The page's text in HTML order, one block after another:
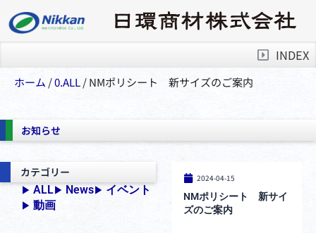
INDEX
ホーム /0.ALL/ NMポリシート 新サイズのご案内
お知らせ
カテゴリー
▶︎ ALL▶︎ News▶︎ イベント
▶︎ 動画
2024-04-15
NMポリシート 新サイ
ズのご案内